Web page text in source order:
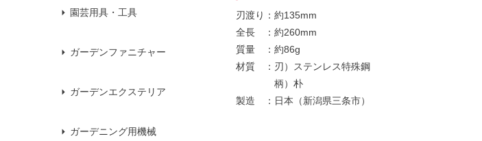
園芸用具・工具
ガーデンファニチャー
ガーデンエクステリア
ガーデニング用機械
刃渡り：約135mm
全長 ：約260mm
質量 ：約86g
材質 ：刃）ステンレス特殊鋼
柄）朴
製造 ：日本（新潟県三条市）